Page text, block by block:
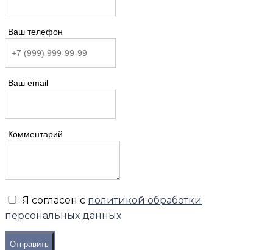
Ваш телефон
Ваш email
Комментарий
Я согласен с политикой обработки
персональных данных
Отправить